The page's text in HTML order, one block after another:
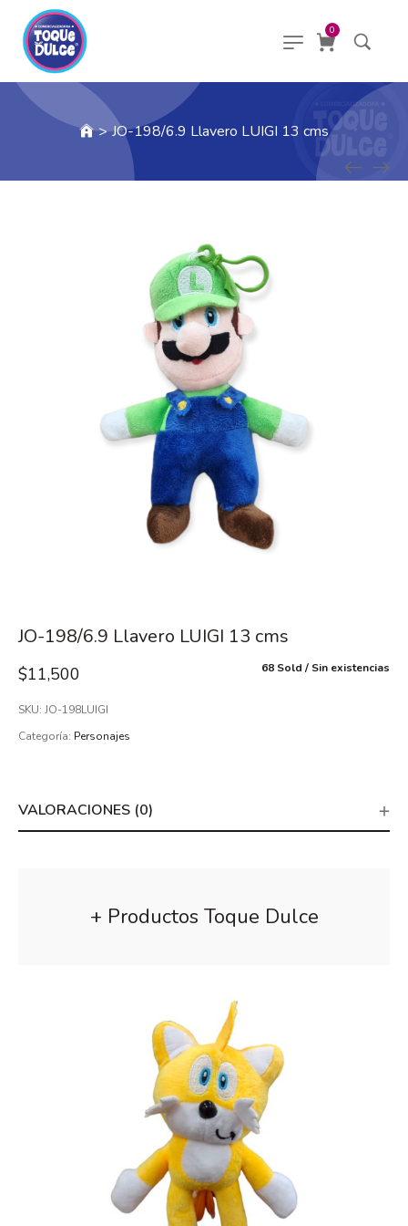
0
> JO-198/6.9 Llavero LUIGI 13 cms
JO-198/6.9 Llavero LUIGI 13 cms
68 Sold Sin existencias
$11,500
SKU: JO-198LUIGI
Categoría: Personajes
VALORACIONES (0)
+ Productos Toque Dulce